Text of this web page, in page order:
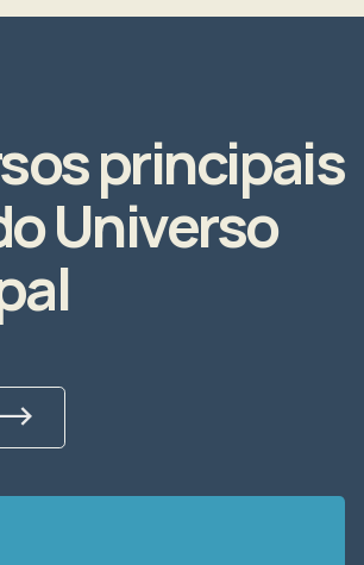
principais
Universo
Next